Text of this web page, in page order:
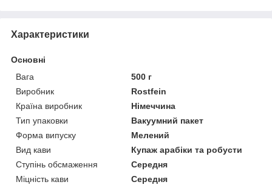
Характеристики
Основні
Вага
500 г
Виробник
Rostfein
Країна виробник
Німеччина
Тип упаковки
Вакуумний пакет
Форма випуску
Мелений
Вид кави
Купаж арабіки та робусти
Ступінь обсмаження
Середня
Міцність кави
Середня